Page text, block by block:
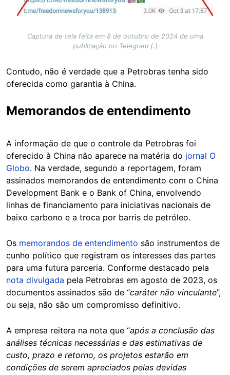
Captura de tela feita em 8 de outubro de 2024 de uma
publicação no Telegram (.)
Contudo, não é verdade que a Petrobras tenha sido
oferecida como garantia à China.
Memorandos de entendimento
A informação de que o controle da Petrobras foi
oferecido à China não aparece na matéria do jornal O
Globo. Na verdade, segundo a reportagem, foram
assinados memorandos de entendimento com o China
Development Bank e o Bank of China, envolvendo
linhas de financiamento para iniciativas nacionais de
baixo carbono e a troca por barris de petróleo.
Os memorandos de entendimento são instrumentos de
cunho político que registram os interesses das partes
para uma futura parceria. Conforme destacado pela
nota divulgada pela Petrobras em agosto de 2023, os
documentos assinados são de “caráter não vinculante”,
ou seja, não são um compromisso definitivo.
A empresa reitera na nota que “após a conclusão das
análises técnicas necessárias e das estimativas de
custo, prazo e retorno, os projetos estarão em
condições de serem apreciados pelas devidas